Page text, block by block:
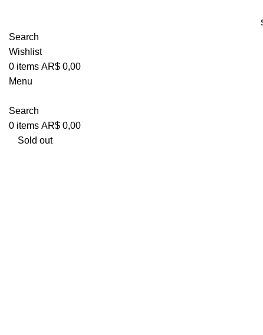
Search
Wishlist
0 items AR$ 0,00
Menu
Search
0 items AR$ 0,00
Sold out